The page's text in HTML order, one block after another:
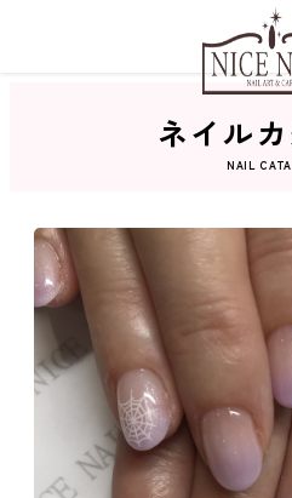
ネイルカタログ
おすすめクーポン
料金メニュー
ネイル
NAIL